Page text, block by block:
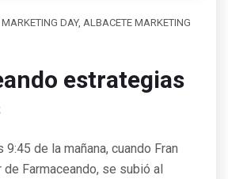
DAY, ALBACETE MARKETING
estrategias
9:45 de la mañana, cuando Fran
de Farmaceando, se subió al